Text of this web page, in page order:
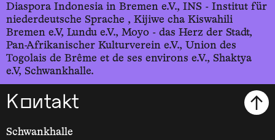
Diaspora Indonesia in Bremen e.V., INS - Institut für
niederdeutsche Sprache , Kijiwe cha Kiswahili
Bremen e.V, Lundu e.V., Moyo - das Herz der Stadt,
Pan-Afrikanischer Kulturverein e.V., Union des
Togolais de Brême et de ses environs e.V., Shaktya
e.V, Schwankhalle.
Kontakt
Schwankhalle